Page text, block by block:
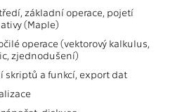
základní operace, pojetí
(Maple)
operace (vektorový kalkulus,
zjednodušení)
skriptů a funkcí, export dat